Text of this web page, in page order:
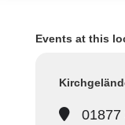
Events at this
01877